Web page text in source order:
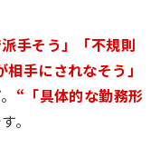
手そう」「不規則
手にされなそう」
“「具体的な勤務形
。